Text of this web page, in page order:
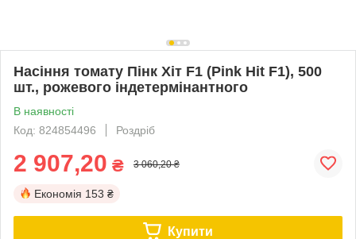
Насіння томату Пінк Хіт F1 (Pink Hit F1), 500
шт., рожевого індетермінантного
В наявності
Код: 824854496
Роздріб
2 907,20 ₴ 3 060,20 ₴
Економія 153 ₴
Купити